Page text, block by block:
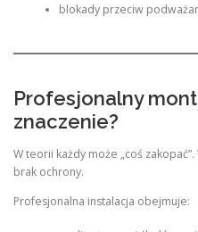
blokady przeciw
Profesjonalny
znaczenie?
W teorii każdy może „coś
brak ochrony.
Profesjonalna instalacja obejmuje: